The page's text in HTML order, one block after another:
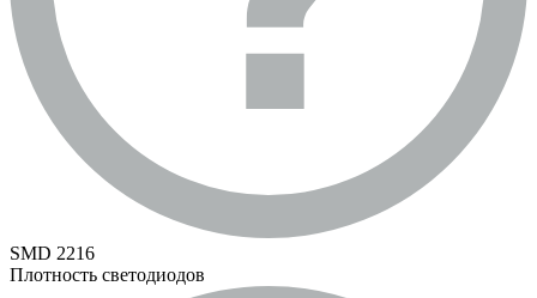
SMD 2216
Плотность светодиодов